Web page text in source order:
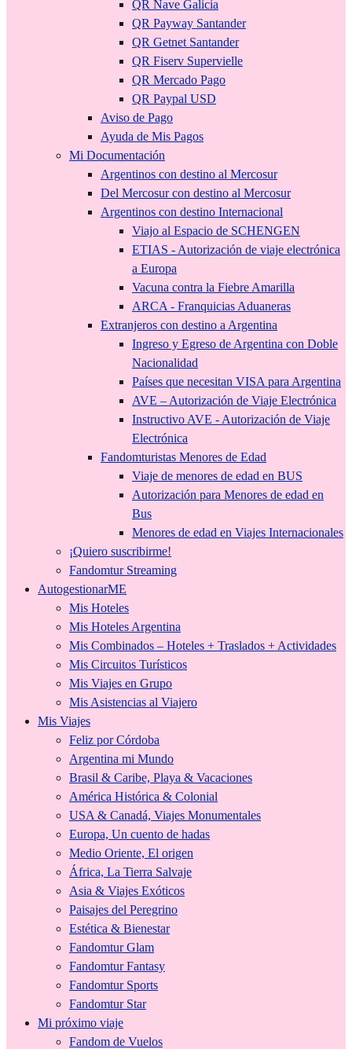
QR Nave Galicia
QR Payway Santander
QR Getnet Santander
QR Fiserv Supervielle
QR Mercado Pago
QR Paypal USD
Aviso de Pago
Ayuda de Mis Pagos
Mi Documentación
Argentinos con destino al Mercosur
Del Mercosur con destino al Mercosur
Argentinos con destino Internacional
Viajo al Espacio de SCHENGEN
ETIAS - Autorización de viaje electrónica
a Europa
Vacuna contra la Fiebre Amarilla
ARCA - Franquicias Aduaneras
Extranjeros con destino a Argentina
Ingreso y Egreso de Argentina con Doble
Nacionalidad
Países que necesitan VISA para Argentina
AVE – Autorización de Viaje Electrónica
Instructivo AVE - Autorización de Viaje
Electrónica
Fandomturistas Menores de Edad
Viaje de menores de edad en BUS
Autorización para Menores de edad en
Bus
Menores de edad en Viajes Internacionales
¡Quiero suscribirme!
Fandomtur Streaming
AutogestionarME
Mis Hoteles
Mis Hoteles Argentina
Mis Combinados – Hoteles + Traslados + Actividades
Mis Circuitos Turísticos
Mis Viajes en Grupo
Mis Asistencias al Viajero
Mis Viajes
Feliz por Córdoba
Argentina mi Mundo
Brasil & Caribe, Playa & Vacaciones
América Histórica & Colonial
USA & Canadá, Viajes Monumentales
Europa, Un cuento de hadas
Medio Oriente, El origen
África, La Tierra Salvaje
Asia & Viajes Exóticos
Paisajes del Peregrino
Estética & Bienestar
Fandomtur Glam
Fandomtur Fantasy
Fandomtur Sports
Fandomtur Star
Mi próximo viaje
Fandom de Vuelos